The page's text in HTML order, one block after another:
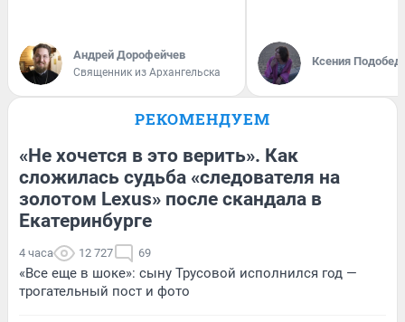
Андрей Дорофейчев
Священник из Архангельска
Ксения
РЕКОМЕНДУЕМ
«Не хочется в это верить». Как
сложилась судьба «следователя на
золотом Lexus» после скандала в
Екатеринбурге
4 часа 12 727 69
«Все еще в шоке»: сыну Трусовой исполнился год —
трогательный пост и фото